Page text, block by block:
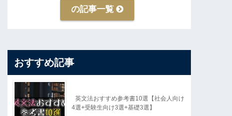
の記事一覧
おすすめ記事
英文法おすすめ参考書10選【社会人向け
4選+受験生向け3選+基礎3選】